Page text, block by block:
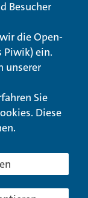
Besucher
die Open-
Piwik) ein.
unserer
Sie
Diese